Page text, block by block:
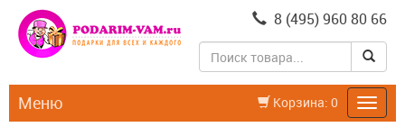
8 (495) 960 80 66
Корзина: 0
Меню